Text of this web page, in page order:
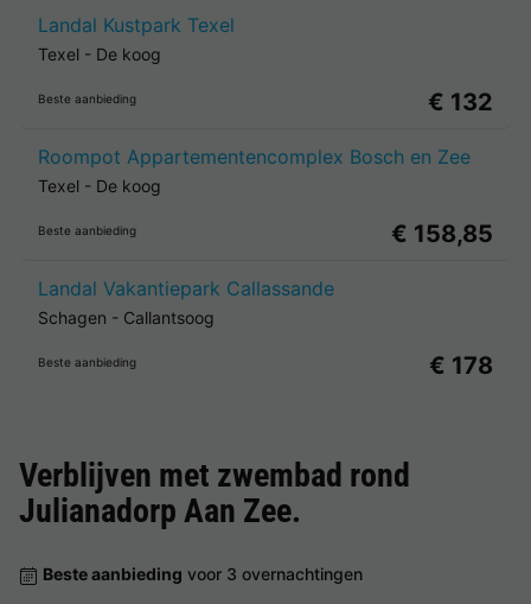
Landal Kustpark Texel
Texel - De koog
Beste aanbieding € 132
Roompot Appartementencomplex Bosch en Zee
Texel - De koog
Beste aanbieding € 158,85
Landal Vakantiepark Callassande
Schagen - Callantsoog
Beste aanbieding € 178
Verblijven met zwembad rond
Julianadorp Aan Zee.
Beste aanbieding voor 3 overnachtingen